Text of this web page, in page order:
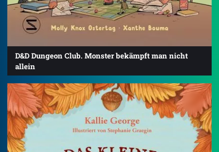
D&D Dungeon Club. Monster bekämpft man nicht
allein